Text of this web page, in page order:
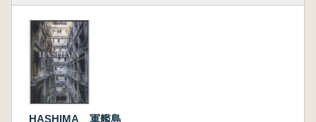
HASHIMA 軍艦島